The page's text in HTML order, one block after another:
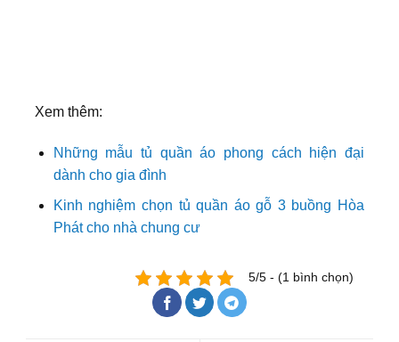
Xem thêm:
Những mẫu tủ quần áo phong cách hiện đại
dành cho gia đình
Kinh nghiệm chọn tủ quần áo gỗ 3 buồng Hòa
Phát cho nhà chung cư
5/5 - (1 bình chọn)